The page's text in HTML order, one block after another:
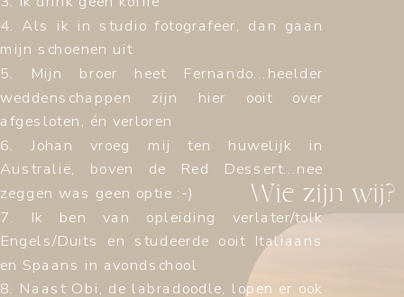
4. Als ik in studio fotografeer, dan gaan
mijn schoenen uit
5. Mijn broer heet Fernando...heelder
weddenschappen zijn hier ooit over
afgesloten, én verloren
6. Johan vroeg mij ten huwelijk in
Australië, boven de Red Dessert...nee
zeggen was geen optie :-)
7. Ik ben van opleiding verlater/tolk
Engels/Duits en studeerde ooit Italiaans
en Spaans in avondschool
8. Naast Obi, de labradoodle, lopen er ook
Wie zijn wij?